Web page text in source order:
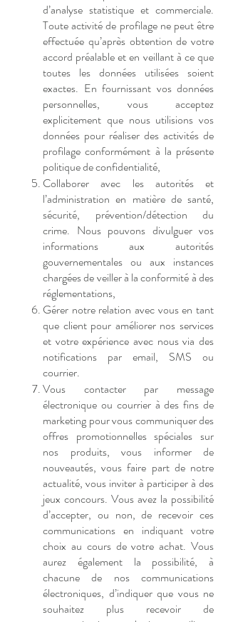
d’analyse statistique et commerciale.
Toute activité de profilage ne peut être
effectuée qu’après obtention de votre
accord préalable et en veillant à ce que
toutes les données utilisées soient
exactes. En fournissant vos données
personnelles, vous acceptez
explicitement que nous utilisions vos
données pour réaliser des activités de
profilage conformément à la présente
politique de confidentialité,
Collaborer avec les autorités et
l’administration en matière de santé,
sécurité, prévention/détection du
crime. Nous pouvons divulguer vos
informations aux autorités
gouvernementales ou aux instances
chargées de veiller à la conformité à des
réglementations,
Gérer notre relation avec vous en tant
que client pour améliorer nos services
et votre expérience avec nous via des
notifications par email, SMS ou
courrier.
Vous contacter par message
électronique ou courrier à des fins de
marketing pour vous communiquer des
offres promotionnelles spéciales sur
nos produits, vous informer de
nouveautés, vous faire part de notre
actualité, vous inviter à participer à des
jeux concours. Vous avez la possibilité
d’accepter, ou non, de recevoir ces
communications en indiquant votre
choix au cours de votre achat. Vous
aurez également la possibilité, à
chacune de nos communications
électroniques, d’indiquer que vous ne
souhaitez plus recevoir de